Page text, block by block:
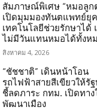
สัมภาษณ์พิเศษ “หมอลูก
เปิดมุมมองทันตแพทย์ยุ
เทคโนโลยีช่วยรักษาได้
ไม่มีวันแทนหมอได้ทั้งห
สิงหาคม 4, 2026
“ชัชชาติ” เดินหน้าโอน
รถไฟฟ้าสายสีเขียวให้รั
ชี้ลดภาระ กทม. เปิดทาง
พัฒนาเมือง